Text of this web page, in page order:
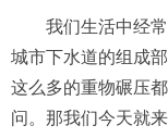
我们生活中经
城市下水道的组成
这么多的重物碾压
问。那我们今天就